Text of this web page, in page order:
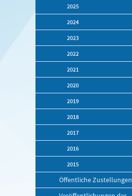
2025
2024
2023
2022
2021
2020
2019
2018
2017
2016
2015
Öffentliche Zustellungen